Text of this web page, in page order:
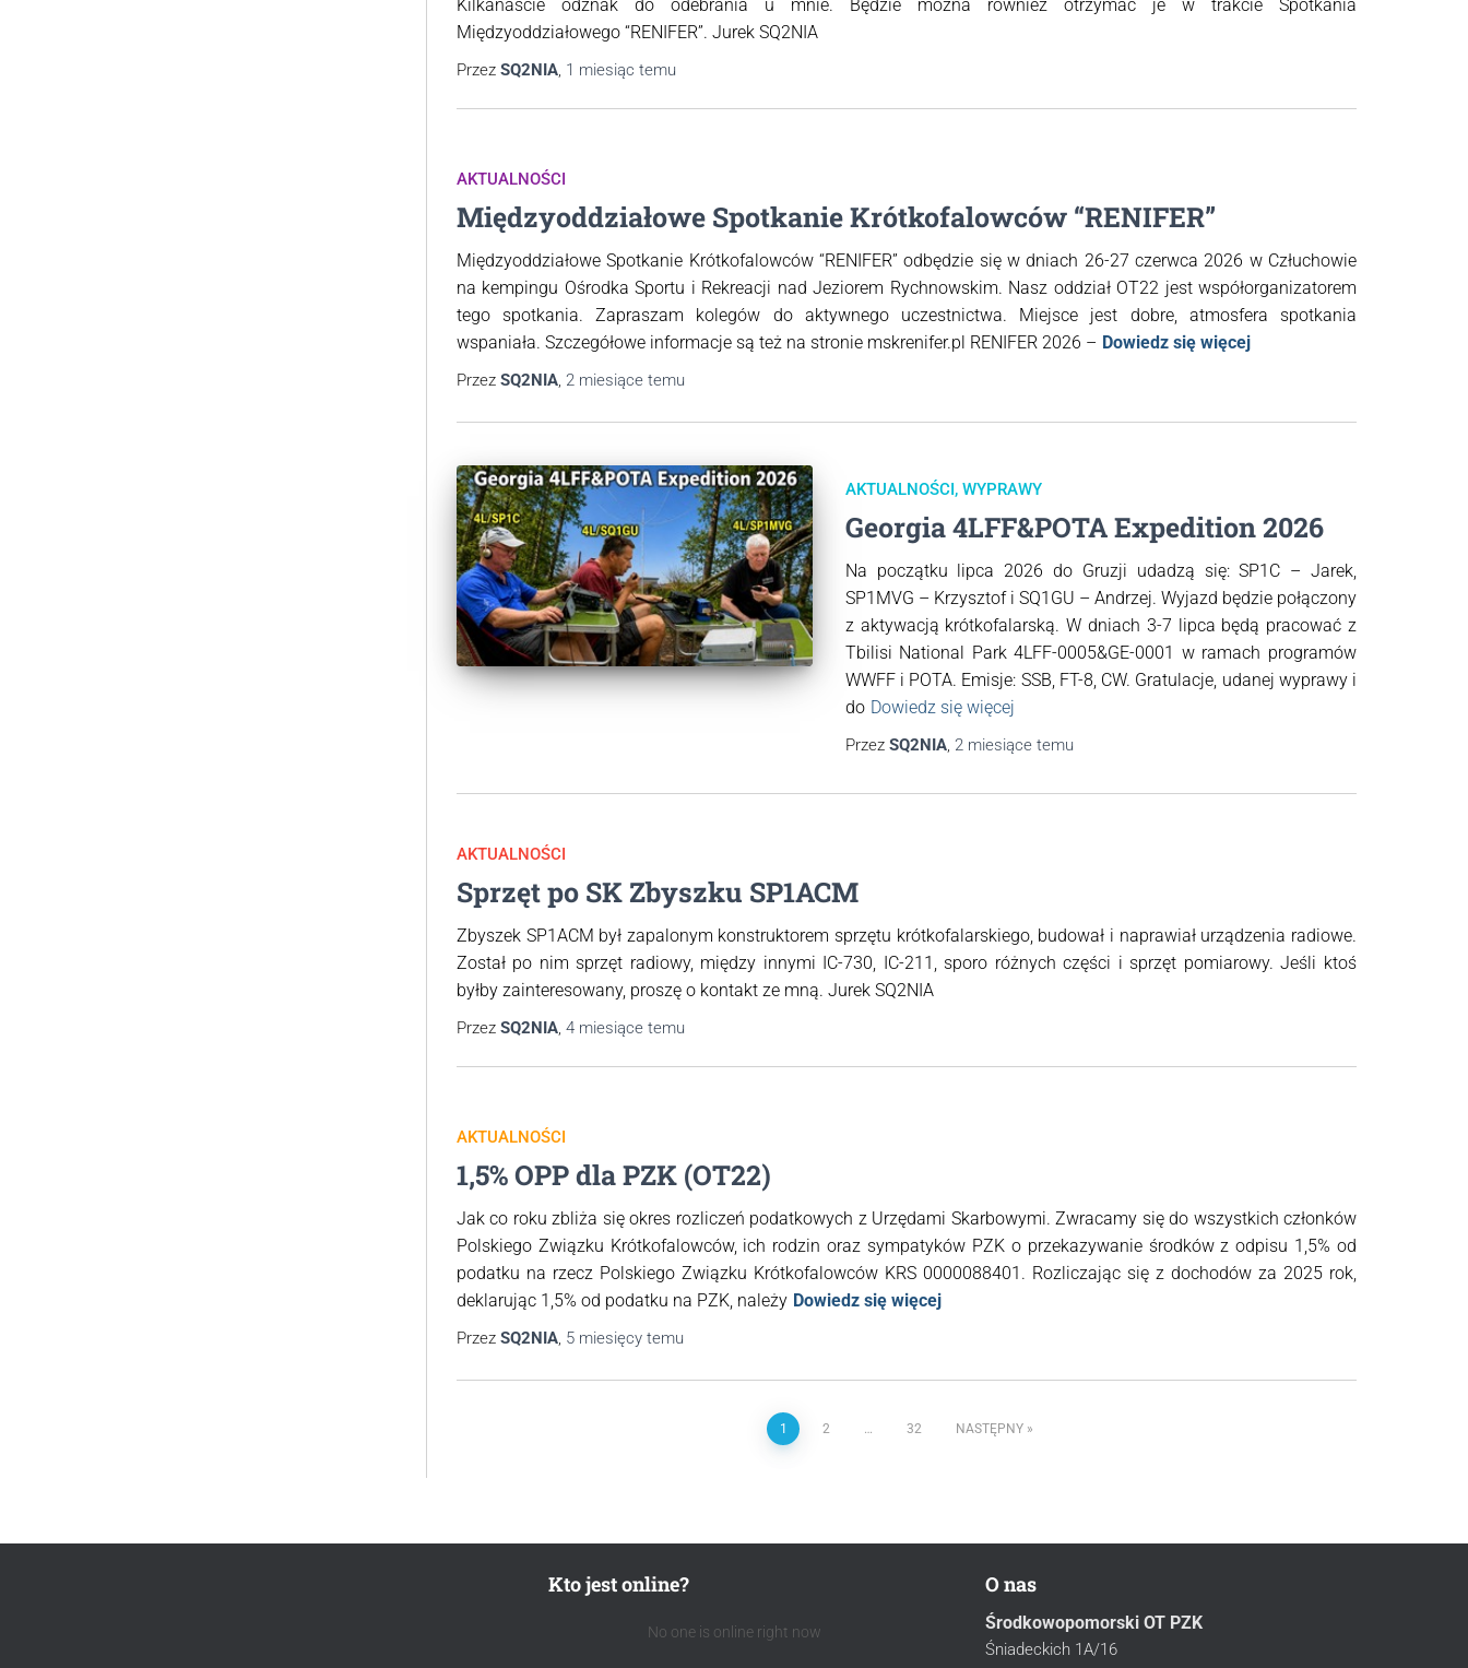
Kilkanaście odznak do odebrania u mnie. Będzie można również otrzymać je w trakcie Spotkania
Międzyoddziałowego “RENIFER”. Jurek SQ2NIA
Przez SQ2NIA, 1 miesiąc temu
AKTUALNOŚCI
Międzyoddziałowe Spotkanie Krótkofalowców “RENIFER”
Międzyoddziałowe Spotkanie Krótkofalowców “RENIFER” odbędzie się w dniach 26-27 czerwca 2026 w Człuchowie
na kempingu Ośrodka Sportu i Rekreacji nad Jeziorem Rychnowskim. Nasz oddział OT22 jest współorganizatorem
tego spotkania. Zapraszam kolegów do aktywnego uczestnictwa. Miejsce jest dobre, atmosfera spotkania
wspaniała. Szczegółowe informacje są też na stronie mskrenifer.pl RENIFER 2026 – Dowiedz się więcej
Przez SQ2NIA, 2 miesiącetemu
AKTUALNOŚCI WYPRAWY
Georgia 4LFF&POTA Expedition 2026
Na początku lipca 2026 do Gruzji udadzą się: SP1C – Jarek,
SP1MVG – Krzysztof i SQ1GU – Andrzej. Wyjazd będzie połączony
z aktywacją krótkofalarską. W dniach 3-7 lipca będą pracować z
Tbilisi National Park 4LFF-0005&GE-0001 w ramach programów
WWFF i POTA. Emisje: SSB, FT-8, CW. Gratulacje, udanej wyprawy i
do Dowiedz się więcej
Przez SQ2NIA, 2 miesiącetemu
AKTUALNOŚCI
Sprzęt po SK Zbyszku SP1ACM
Zbyszek SP1ACM był zapalonym konstruktorem sprzętu krótkofalarskiego, budował i naprawiał urządzenia radiowe.
Został po nim sprzęt radiowy, między innymi IC-730, IC-211, sporo różnych części i sprzęt pomiarowy. Jeśli ktoś
byłby zainteresowany, proszę o kontakt ze mną. Jurek SQ2NIA
Przez SQ2NIA, 4 miesiącetemu
AKTUALNOŚCI
1,5% OPP dla PZK (OT22)
Jak co roku zbliża się okres rozliczeń podatkowych z Urzędami Skarbowymi. Zwracamy się do wszystkich członków
Polskiego Związku Krótkofalowców, ich rodzin oraz sympatyków PZK o przekazywanie środków z odpisu 1,5% od
podatku na rzecz Polskiego Związku Krótkofalowców KRS 0000088401. Rozliczając się z dochodów za 2025 rok,
deklarując 1,5% od podatku na PZK, należy Dowiedz się więcej
Przez SQ2NIA, 5 miesięcytemu
1 2 … 32 NASTĘPNY
Kto jest online?
No one is online right now
O nas
Środkowopomorski OT PZK
Śniadeckich 1A/16